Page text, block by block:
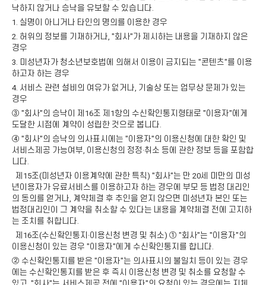
낙하지 않거나 승낙을 유보할 수 있습니다.
1. 실명이 아니거나 타인의 명의를 이용한 경우
2. 허위의 정보를 기재하거나, "회사"가 제시하는 내용을 기재하지 않은
경우
3. 미성년자가 청소년보호법에 의해서 이용이 금지되는 "콘텐츠"를 이용
하고자 하는 경우
4. 서비스 관련 설비의 여유가 없거나, 기술상 또는 업무상 문제가 있는
경우
③ "회사"의 승낙이 제16조 제1항의 수신확인통지형태로 "이용자"에게
도달한 시점에 계약이 성립한 것으로 봅니다.
④ "회사"의 승낙의 의사표시에는 "이용자"의 이용신청에 대한 확인 및
서비스제공 가능여부, 이용신청의 정정·취소 등에 관한 정보 등을 포함합
니다.
제15조(미성년자 이용계약에 관한 특칙) "회사"는 만 20세 미만의 미성
년이용자가 유료서비스를 이용하고자 하는 경우에 부모 등 법정 대리인
의 동의를 얻거나, 계약체결 후 추인을 얻지 않으면 미성년자 본인 또는
법정대리인이 그 계약을 취소할 수 있다는 내용을 계약체결 전에 고지하
는 조치를 취합니다.
제16조(수신확인통지·이용신청 변경 및 취소) ① "회사"는 "이용자"의
이용신청이 있는 경우 "이용자"에게 수신확인통지를 합니다.
② 수신확인통지를 받은 "이용자"는 의사표시의 불일치 등이 있는 경우
에는 수신확인통지를 받은 후 즉시 이용신청 변경 및 취소를 요청할 수